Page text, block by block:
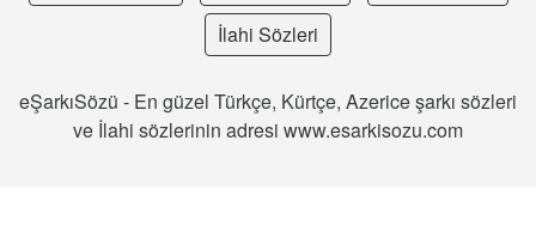
İlahi Sözleri
eŞarkıSözü - En güzel Türkçe, Kürtçe, Azerice şarkı sözleri
ve İlahi sözlerinin adresi www.esarkisozu.com